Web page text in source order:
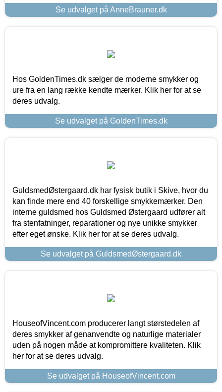
Se udvalget på AnneBrauner.dk
Hos GoldenTimes.dk sælger de moderne smykker og
ure fra en lang række kendte mærker. Klik her for at se
deres udvalg.
Se udvalget på GoldenTimes.dk
GuldsmedØstergaard.dk har fysisk butik i Skive, hvor du
kan finde mere end 40 forskellige smykkemærker. Den
interne guldsmed hos Guldsmed Østergaard udfører alt
fra stenfatninger, reparationer og nye unikke smykker
efter eget ønske. Klik her for at se deres udvalg.
Se udvalget på GuldsmedØstergaard.dk
HouseofVincent.com producerer langt størstedelen af
deres smykker af genanvendte og naturlige materialer
uden på nogen måde at kompromittere kvaliteten. Klik
her for at se deres udvalg.
Se udvalget på HouseofVincent.com